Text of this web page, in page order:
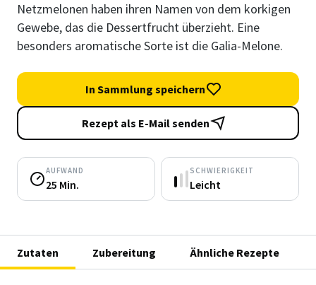
Netzmelonen haben ihren Namen von dem korkigen
Gewebe, das die Dessertfrucht überzieht. Eine
besonders aromatische Sorte ist die Galia-Melone.
In Sammlung speichern
Rezept als E-Mail senden
AUFWAND
25 Min.
SCHWIERIGKEIT
Leicht
Zutaten Zubereitung Ähnliche Rezepte